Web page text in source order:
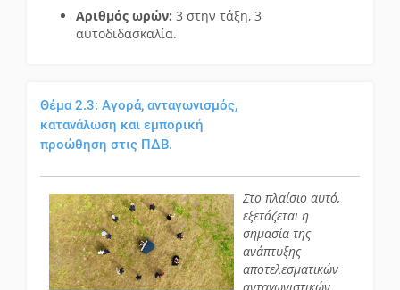
Αριθμός ωρών: 3 στην τάξη, 3
αυτοδιδασκαλία.
Θέμα 2.3: Αγορά, ανταγωνισμός,
κατανάλωση και εμπορική
προώθηση στις ΠΔΒ.
Στο πλαίσιο αυτό,
εξετάζεται η
σημασία της
ανάπτυξης
αποτελεσματικών